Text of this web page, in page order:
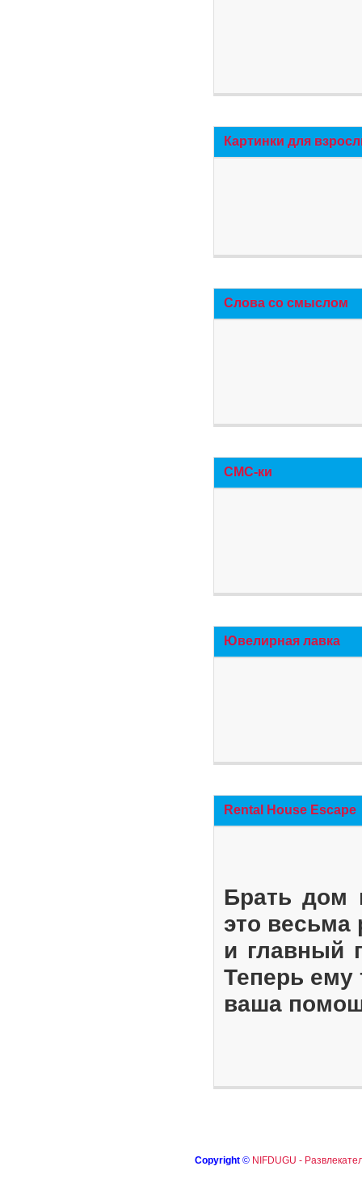
Картинки для
Слова со смыслом
СМС-ки
Ювелирная лавка
Rental House Escape
Брать дом
это весьма
и главный
Теперь ему
ваша
Copyright © NIFDUGU -